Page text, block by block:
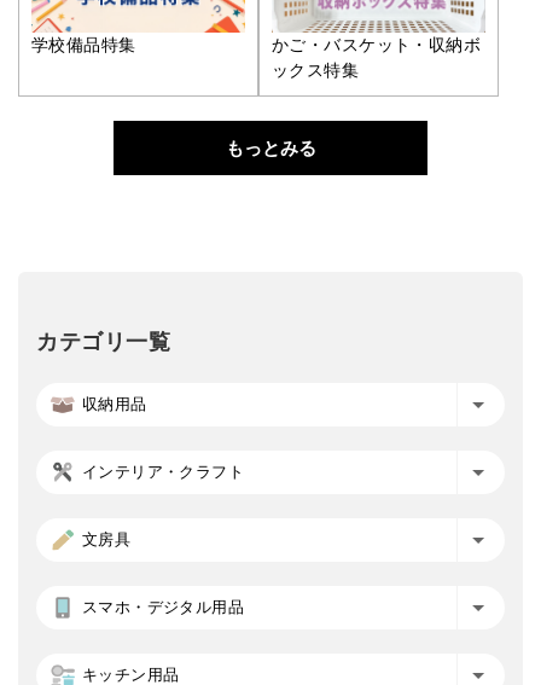
学校備品特集
かご・バスケット・収納ボ
ックス特集
もっとみる
カテゴリ一覧
収納用品
インテリア・クラフト
文房具
スマホ・デジタル用品
キッチン用品